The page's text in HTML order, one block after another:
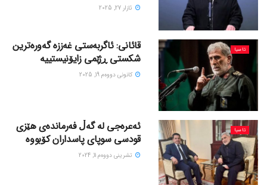
ئازار 27, 2025
ئاسیا
قائانی: ئاگربەستی غەززە گەورەترین
شکستی ڕژێمی زایۆنیستییە
كانونی دووه‌م 19, 2025
ئاسیا
ئەعرەجی لە گەڵ فەرماندەی هێزی
قودسی سوپای پاسداران کۆبووە
تشرینی دووه‌م 11, 2024